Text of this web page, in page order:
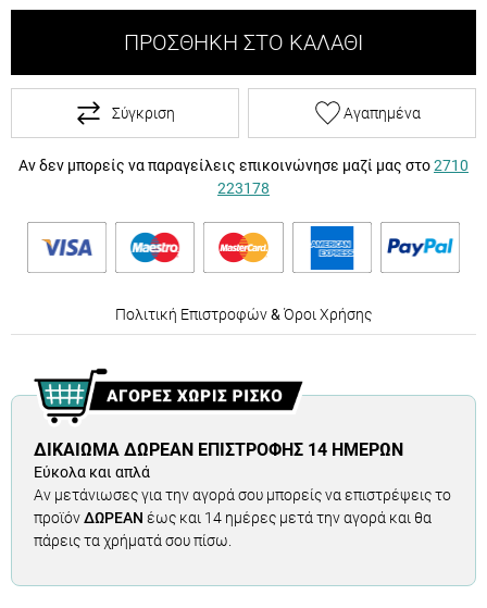
ΠΡΟΣΘΉΚΗ ΣΤΟ ΚΑΛΆΘΙ
Σύγκριση Αγαπημένα
Αν δεν μπορείς να παραγείλεις επικοινώνησε μαζί μας στο2710
223178
Πολιτική Επιστροφών& Όροι Χρήσης
ΔΙΚΑΊΩΜΑ ΔΩΡΕΆΝ ΕΠΙΣΤΡΟΦΉΣ 14 ΗΜΕΡΏΝ
Εύκολα και απλά
Αν μετάνιωσες για την αγορά σου μπορείς να επιστρέψεις το
προϊόνΔΩΡΕΑΝ έως και 14 ημέρες μετά την αγορά και θα
πάρεις τα χρήματά σου πίσω.